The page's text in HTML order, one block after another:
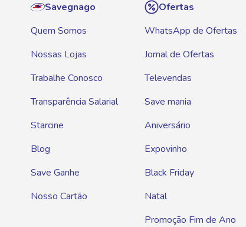
Savegnago
Quem Somos
Nossas Lojas
Trabalhe Conosco
Transparência Salarial
Starcine
Blog
Save Ganhe
Nosso Cartão
Ofertas
WhatsApp de Ofertas
Jornal de Ofertas
Televendas
Save mania
Aniversário
Expovinho
Black Friday
Natal
Promoção Fim de Ano